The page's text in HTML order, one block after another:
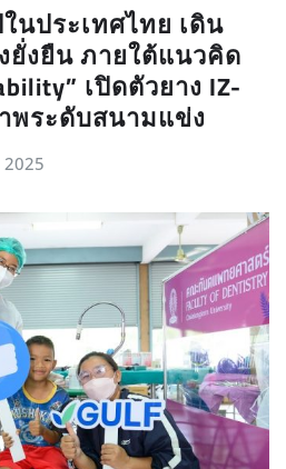
นประเทศไทย เดิน
งยืน ภายใต้แนวคิด
เปิดตัวยาง IZ-
พระดับสนามแข่ง